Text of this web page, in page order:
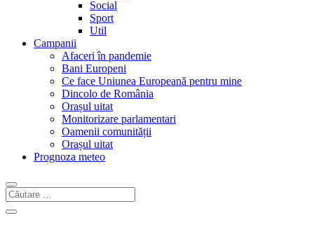
Social
Sport
Util
Campanii
Afaceri în pandemie
Bani Europeni
Ce face Uniunea Europeană pentru mine
Dincolo de România
Orașul uitat
Monitorizare parlamentari
Oamenii comunității
Orașul uitat
Prognoza meteo